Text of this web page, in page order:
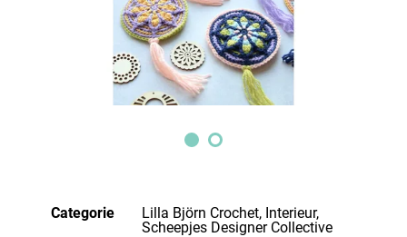
Categorie
Lilla Björn Crochet, Interieur,
Scheepjes Designer Collective